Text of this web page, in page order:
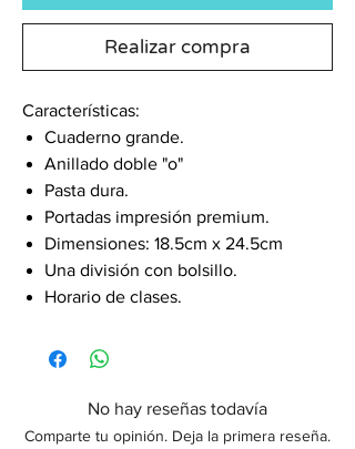
Realizar compra
Características:
Cuaderno grande.
Anillado doble "o"
Pasta dura.
Portadas impresión premium.
Dimensiones: 18.5cm x 24.5cm
Una división con bolsillo.
Horario de clases.
No hay reseñas todavía
Comparte tu opinión. Deja la primera reseña.